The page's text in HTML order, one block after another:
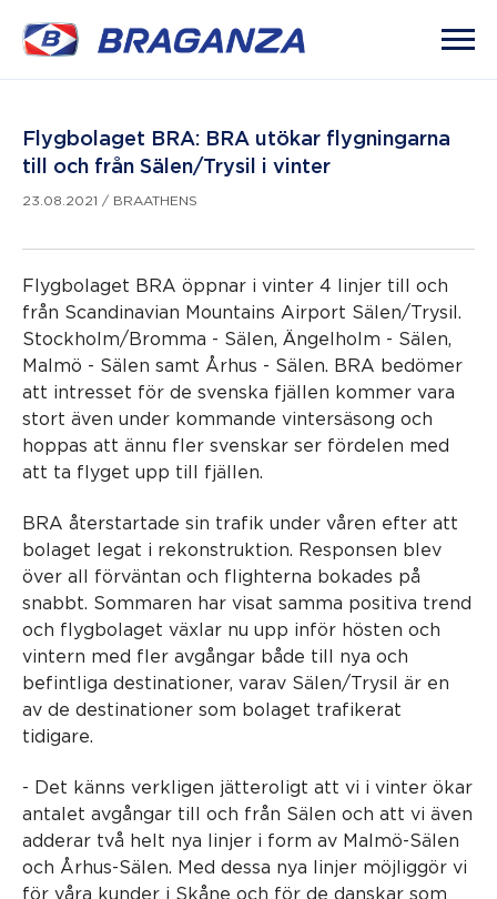
Flygbolaget BRA: BRA utökar flygningarna
till och från Sälen/Trysil i vinter
23.08.2021 / BRAATHENS
Flygbolaget BRA öppnar i vinter 4 linjer till och
från Scandinavian Mountains Airport Sälen/Trysil.
Stockholm/Bromma - Sälen, Ängelholm - Sälen,
Malmö - Sälen samt Århus - Sälen. BRA bedömer
att intresset för de svenska fjällen kommer vara
stort även under kommande vintersäsong och
hoppas att ännu fler svenskar ser fördelen med
att ta flyget upp till fjällen.
BRA återstartade sin trafik under våren efter att
bolaget legat i rekonstruktion. Responsen blev
över all förväntan och flighterna bokades på
snabbt. Sommaren har visat samma positiva trend
och flygbolaget växlar nu upp inför hösten och
vintern med fler avgångar både till nya och
befintliga destinationer, varav Sälen/Trysil är en
av de destinationer som bolaget trafikerat
tidigare.
- Det känns verkligen jätteroligt att vi i vinter ökar
antalet avgångar till och från Sälen och att vi även
adderar två helt nya linjer i form av Malmö-Sälen
och Århus-Sälen. Med dessa nya linjer möjliggör vi
för våra kunder i Skåne och för de danskar som